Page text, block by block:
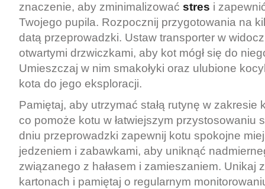
znaczenie, aby zminimalizować stres i
Twojego pupila. Rozpocznij przygotowania na
datą przeprowadzki. Ustaw transporter w
otwartymi drzwiczkami, aby kot mógł się do
Umieszczaj w nim smakołyki oraz ulubione
kota do jego eksploracji.
Pamiętaj, aby utrzymać stałą rutynę w zakresie
co pomoże kotu w łatwiejszym przystosowaniu
dniu przeprowadzki zapewnij kotu spokojne
jedzeniem i zabawkami, aby uniknąć
związanego z hałasem i zamieszaniem. Unikaj
kartonach i pamiętaj o regularnym